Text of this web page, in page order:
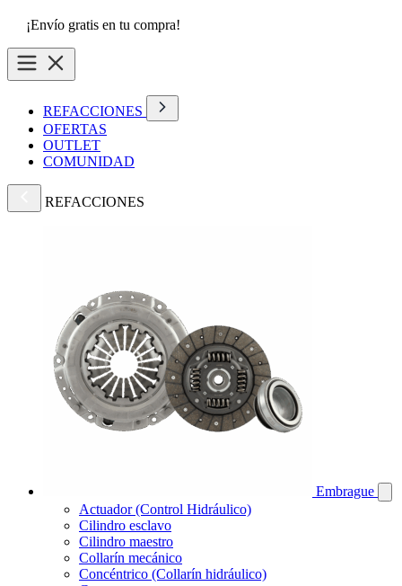
¡Envío gratis en tu compra!
REFACCIONES
OFERTAS
OUTLET
COMUNIDAD
REFACCIONES
Embrague
Actuador (Control Hidráulico)
Cilindro esclavo
Cilindro maestro
Collarín mecánico
Concéntrico (Collarín hidráulico)